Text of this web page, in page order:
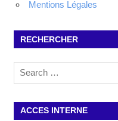
Mentions Légales
RECHERCHER
ACCES INTERNE